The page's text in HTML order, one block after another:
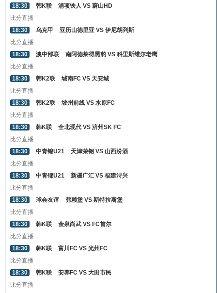
18:30
韩K联
浦项铁人 VS 蔚山HD
比分直播
18:30
乌克甲
亚历山德里亚 VS 伊尼胡列斯
比分直播
18:30
澳中部联
南阿德莱得黑豹 VS 科里斯维尔老鹰
比分直播
18:30
韩K2联
城南FC VS 天安城
比分直播
18:30
韩K2联
坡州前线 VS 水原FC
比分直播
18:30
韩K联
全北现代 VS 济州SK FC
比分直播
18:30
中青锦U21
天津荣钢 VS 山西汾酒
比分直播
18:30
中青锦U21
新疆广汇 VS 福建浔兴
比分直播
18:30
球会友谊
弗赖堡 VS 斯特拉斯堡
比分直播
18:30
韩K联
金泉尚武 VS FC首尔
比分直播
18:30
韩K联
富川FC VS 光州FC
比分直播
18:30
韩K联
安养FC VS 大田市民
比分直播